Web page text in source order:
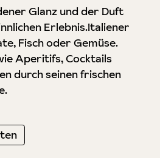
Glanz und der Duft
Erlebnis.Italiener
Fisch oder Gemüse.
Aperitifs, Cocktails
durch seinen frischen